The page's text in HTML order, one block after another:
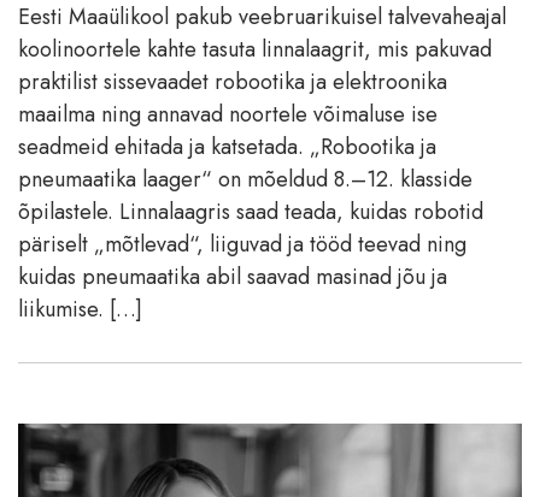
Eesti Maaülikool pakub veebruarikuisel talvevaheajal
koolinoortele kahte tasuta linnalaagrit, mis pakuvad
praktilist sissevaadet robootika ja elektroonika
maailma ning annavad noortele võimaluse ise
seadmeid ehitada ja katsetada. „Robootika ja
pneumaatika laager“ on mõeldud 8.–12. klasside
õpilastele. Linnalaagris saad teada, kuidas robotid
päriselt „mõtlevad“, liiguvad ja tööd teevad ning
kuidas pneumaatika abil saavad masinad jõu ja
liikumise. […]